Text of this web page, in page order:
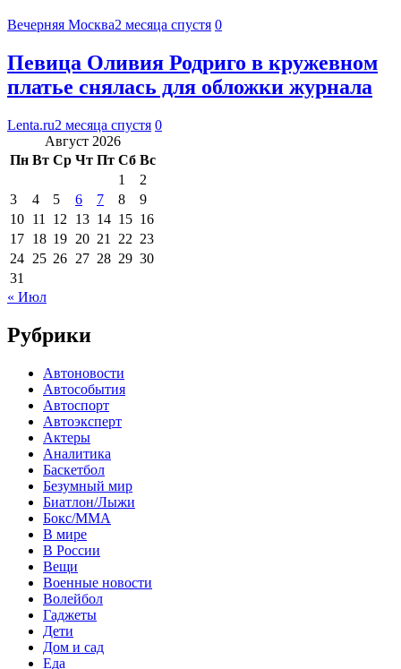
Вечерняя Москва2 месяца спустя 0
Певица Оливия Родриго в кружевном
платье снялась для обложки журнала
Lenta.ru2 месяца спустя 0
Август 2026
Пн Вт Ср Чт Пт Сб Вс
1
2
3
4 5 6 7 8
9
10 11 12 13 14 15 16
17 18 19 20 21 22 23
24 25 26 27 28 29 30
31
« Июл
Рубрики
Автоновости
Автособытия
Автоспорт
Автоэксперт
Актеры
Аналитика
Баскетбол
Безумный мир
Биатлон/Лыжи
Бокс/MMA
В мире
В России
Вещи
Военные новости
Волейбол
Гаджеты
Дети
Дом и сад
Еда